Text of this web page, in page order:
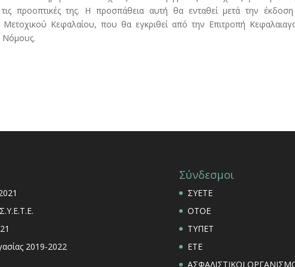
προοπτικές της. Η προσπάθεια αυτή θα ενταθεί μετά την
Κεφαλαίου, που θα εγκριθεί από την Επιτροπή
Νόμους.
2019-2022
Σύνδεσμοι
ΣΥΕΤΕ
ΟΤΟΕ
ΤΥΠΕΤ
ΕΤΕ
ΑΣΦΑΛΙΣΤΙΚΟΙ